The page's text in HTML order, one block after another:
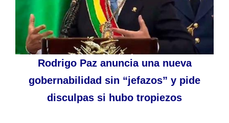
Rodrigo Paz anuncia una nueva
gobernabilidad sin “jefazos” y pide
disculpas si hubo tropiezos